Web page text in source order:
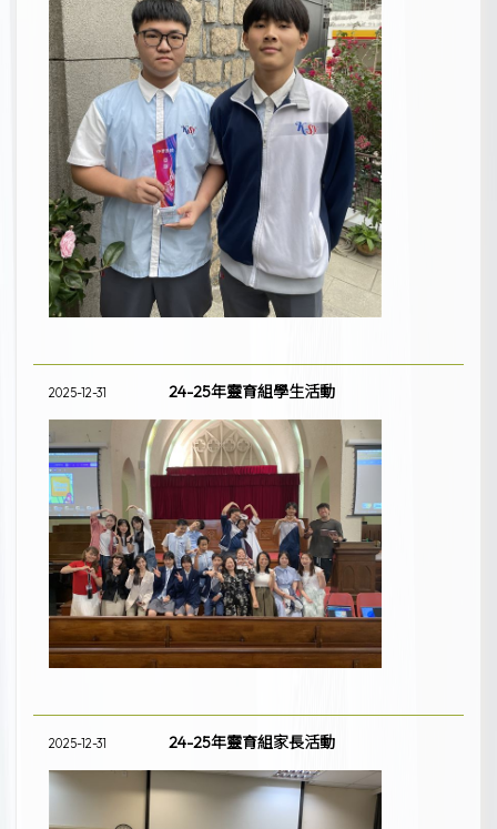
2025-12-31 24-25年靈育組學生活動
2025-12-31 24-25年靈育組家長活動